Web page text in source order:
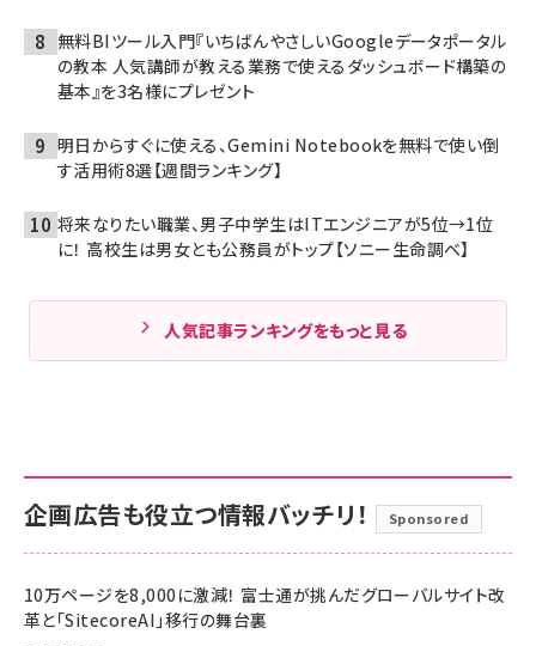
無料BIツール入門『いちばんやさしいGoogleデータポータル
の教本 人気講師が教える業務で使えるダッシュボード構築の
基本』を3名様にプレゼント
明日からすぐに使える、Gemini Notebookを無料で使い倒
す活用術8選【週間ランキング】
将来なりたい職業、男子中学生はITエンジニアが5位→1位
に！ 高校生は男女とも公務員がトップ【ソニー生命調べ】
人気記事ランキングをもっと見る
企画広告も役立つ情報バッチリ！ Sponsored
10万ページを8,000に激減！ 富士通が挑んだグローバルサイト改
革と「SitecoreAI」移行の舞台裏